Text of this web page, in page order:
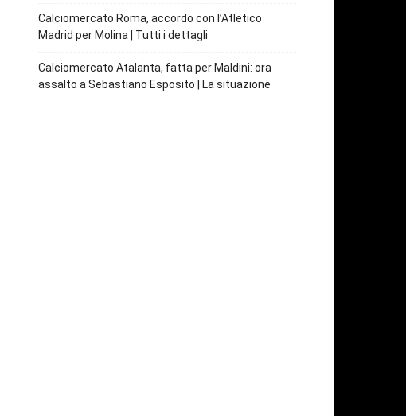
Calciomercato Roma, accordo con l’Atletico
Madrid per Molina | Tutti i dettagli
Calciomercato Atalanta, fatta per Maldini: ora
assalto a Sebastiano Esposito | La situazione